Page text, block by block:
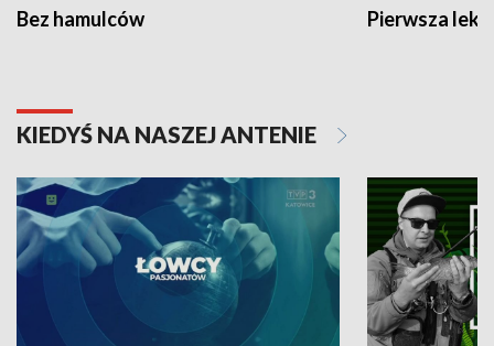
Bez hamulców Pierwsza
KIEDYŚ NA NASZEJ ANTENIE